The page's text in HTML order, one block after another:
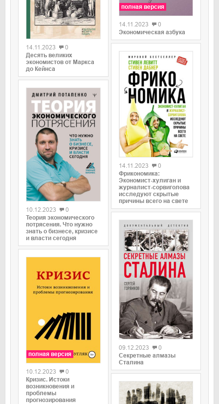
14.11.2023
0
Десять великих
экономистов от Маркса
до Кейнса
0
10.12.2023
0
Теория экономического
потрясения. Что нужно
знать о бизнесе, кризисе
и власти сегодня
полная версия
10.12.2023
0
Кризис. Истоки
возникновения и
проблемы
прогнозирования
полная версия
14.11.2023
0
Экономическая азбука
0
14.11.2023
0
Фрикономика:
Экономист-хулиган и
журналист-сорвиголова
исследуют скрытые
причины всего на свете
0
09.12.2023
0
Секретные алмазы
Сталина